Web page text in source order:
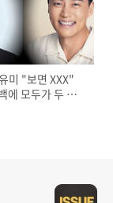
미 "보면 XXX"
에 모두가 두 사